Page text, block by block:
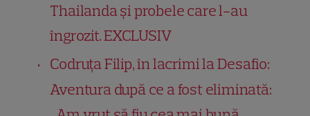
Thailanda și probele care l-au
îngrozit. EXCLUSIV
Codruța Filip, în lacrimi la Desafio:
Aventura după ce a fost eliminată: